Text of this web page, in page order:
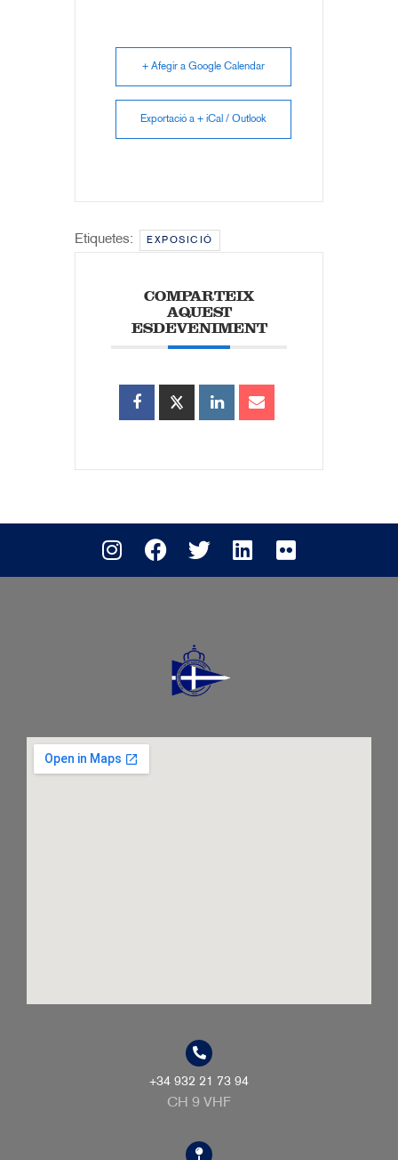
+ Afegir a Google Calendar
Exportació a + iCal / Outlook
Etiquetes: EXPOSICIÓ
COMPARTEIX
AQUEST
ESDEVENIMENT
+34 932 21 73 94
CH 9 VHF